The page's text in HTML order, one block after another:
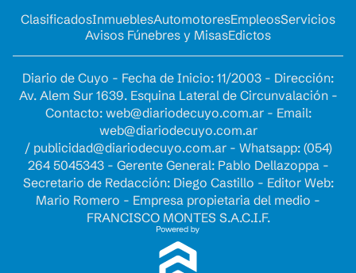
ClasificadosInmueblesAutomotoresEmpleosServicios
Avisos Fúnebres y MisasEdictos
Diario de Cuyo - Fecha de Inicio: 11/2003 - Dirección:
Av. Alem Sur 1639. Esquina Lateral de Circunvalación -
Contacto: web@diariodecuyo.com.ar- Email:
web@diariodecuyo.com.ar
/ publicidad@diariodecuyo.com.ar- Whatsapp: (054)
264 5045343 - Gerente General: Pablo Dellazoppa -
Secretario de Redacción: Diego Castillo - Editor Web:
Mario Romero - Empresa propietaria del medio -
FRANCISCO MONTES S.A.C.I.F.